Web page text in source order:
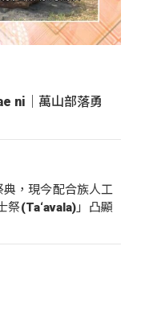
ni｜萬山部落勇
，現今配合族人工
祭(Ta‘avala)」凸顯